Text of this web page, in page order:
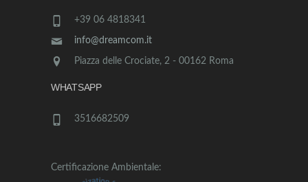
+39 06 4818341
info@dreamcom.it
Piazza delle Crociate, 2 - 00162 Roma
WHATSAPP
3516682509
Certificazione Ambientale: